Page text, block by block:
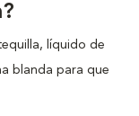
líquido de
blanda para que